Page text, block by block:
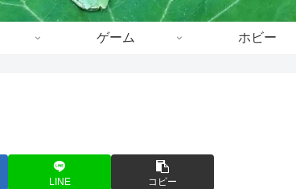
ゲーム ホビー
LINE コピー